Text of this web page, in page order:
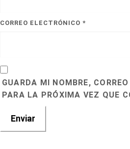
CORREO ELECTRÓNICO *
GUARDA MI NOMBRE,
PARA LA PRÓXIMA VEZ QUE